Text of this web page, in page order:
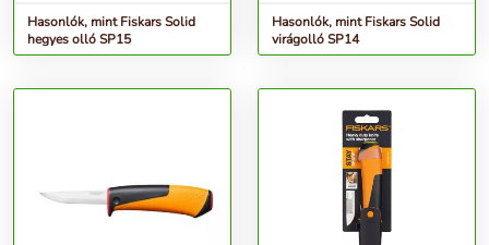
Hasonlók, mint Fiskars Solid
hegyes olló SP15
Hasonlók, mint Fiskars Solid
virágolló SP14